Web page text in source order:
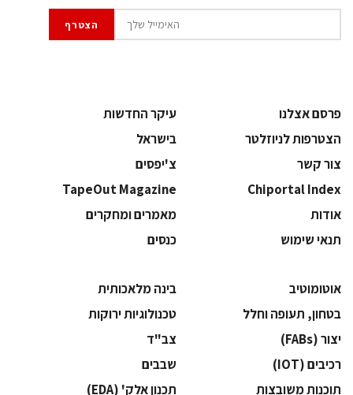
פרסם אצלנו
עיקר החדשות
הצטרפות לניוזלטר
בישראל
צור קשר
צ'יפסים
Chiportal Index
TapeOut Magazine
אודות
מאמרים ומחקרים
תנאי שימוש
כנסים
אוטומוטיב
בינה מלאכותית
בטחון, תעופה וחלל
‫טכנולוגיות ירוקות‬
‫יצור (‪(FABs‬‬
‫צב"ד‬
‫רכיבים‬ (IOT)
‫שבבים‬
‫תוכנות משובצות‬
‫תכנון אלק' (‪(EDA‬‬